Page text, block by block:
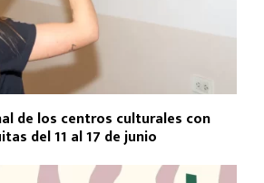
de los centros culturales con
del 11 al 17 de junio